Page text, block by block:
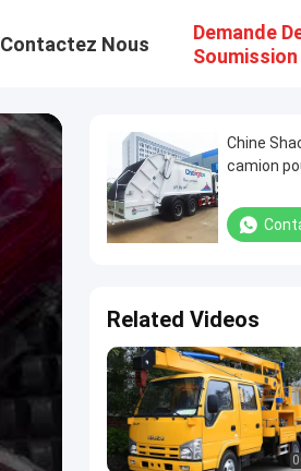
Contactez Nous
Demande
Soumission
Chine
camion
Related Videos